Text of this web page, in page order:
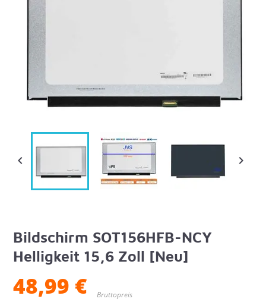
 
Bildschirm SOT156HFB-NCY
Helligkeit 15,6 Zoll [Neu]
48,99 € Bruttopreis